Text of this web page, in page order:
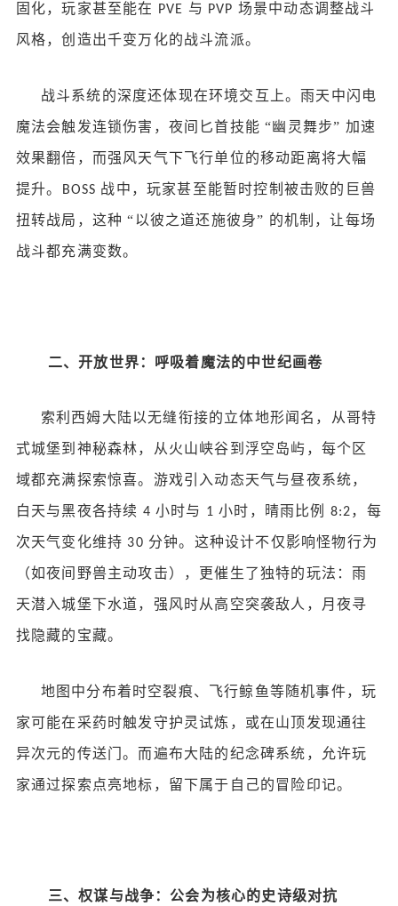
固化，玩家甚至能在 PVE 与 PVP 场景中动态调整战斗
风格，创造出千变万化的战斗流派。
战斗系统的深度还体现在环境交互上。雨天中闪电
魔法会触发连锁伤害，夜间匕首技能 “幽灵舞步” 加速
效果翻倍，而强风天气下飞行单位的移动距离将大幅
提升。 BOSS 战中，玩家甚至能暂时控制被击败的巨兽
扭转战局，这种 “以彼之道还施彼身” 的机制，让每场
战斗都充满变数。
二、开放世界：呼吸着魔法的中世纪画卷
索利西姆大陆以无缝衔接的立体地形闻名，从哥特
式城堡到神秘森林，从火山峡谷到浮空岛屿，每个区
域都充满探索惊喜。游戏引入动态天气与昼夜系统，
白天与黑夜各持续 4小时与 1小时，晴雨比例 8:2，每
次天气变化维持 30 分钟。这种设计不仅影响怪物行为
（如夜间野兽主动攻击），更催生了独特的玩法：雨
天潜入城堡下水道，强风时从高空突袭敌人，月夜寻
找隐藏的宝藏。
地图中分布着时空裂痕、飞行鲸鱼等随机事件，玩
家可能在采药时触发守护灵试炼，或在山顶发现通往
异次元的传送门。而遍布大陆的纪念碑系统，允许玩
家通过探索点亮地标，留下属于自己的冒险印记。
三、权谋与战争：公会为核心的史诗级对抗